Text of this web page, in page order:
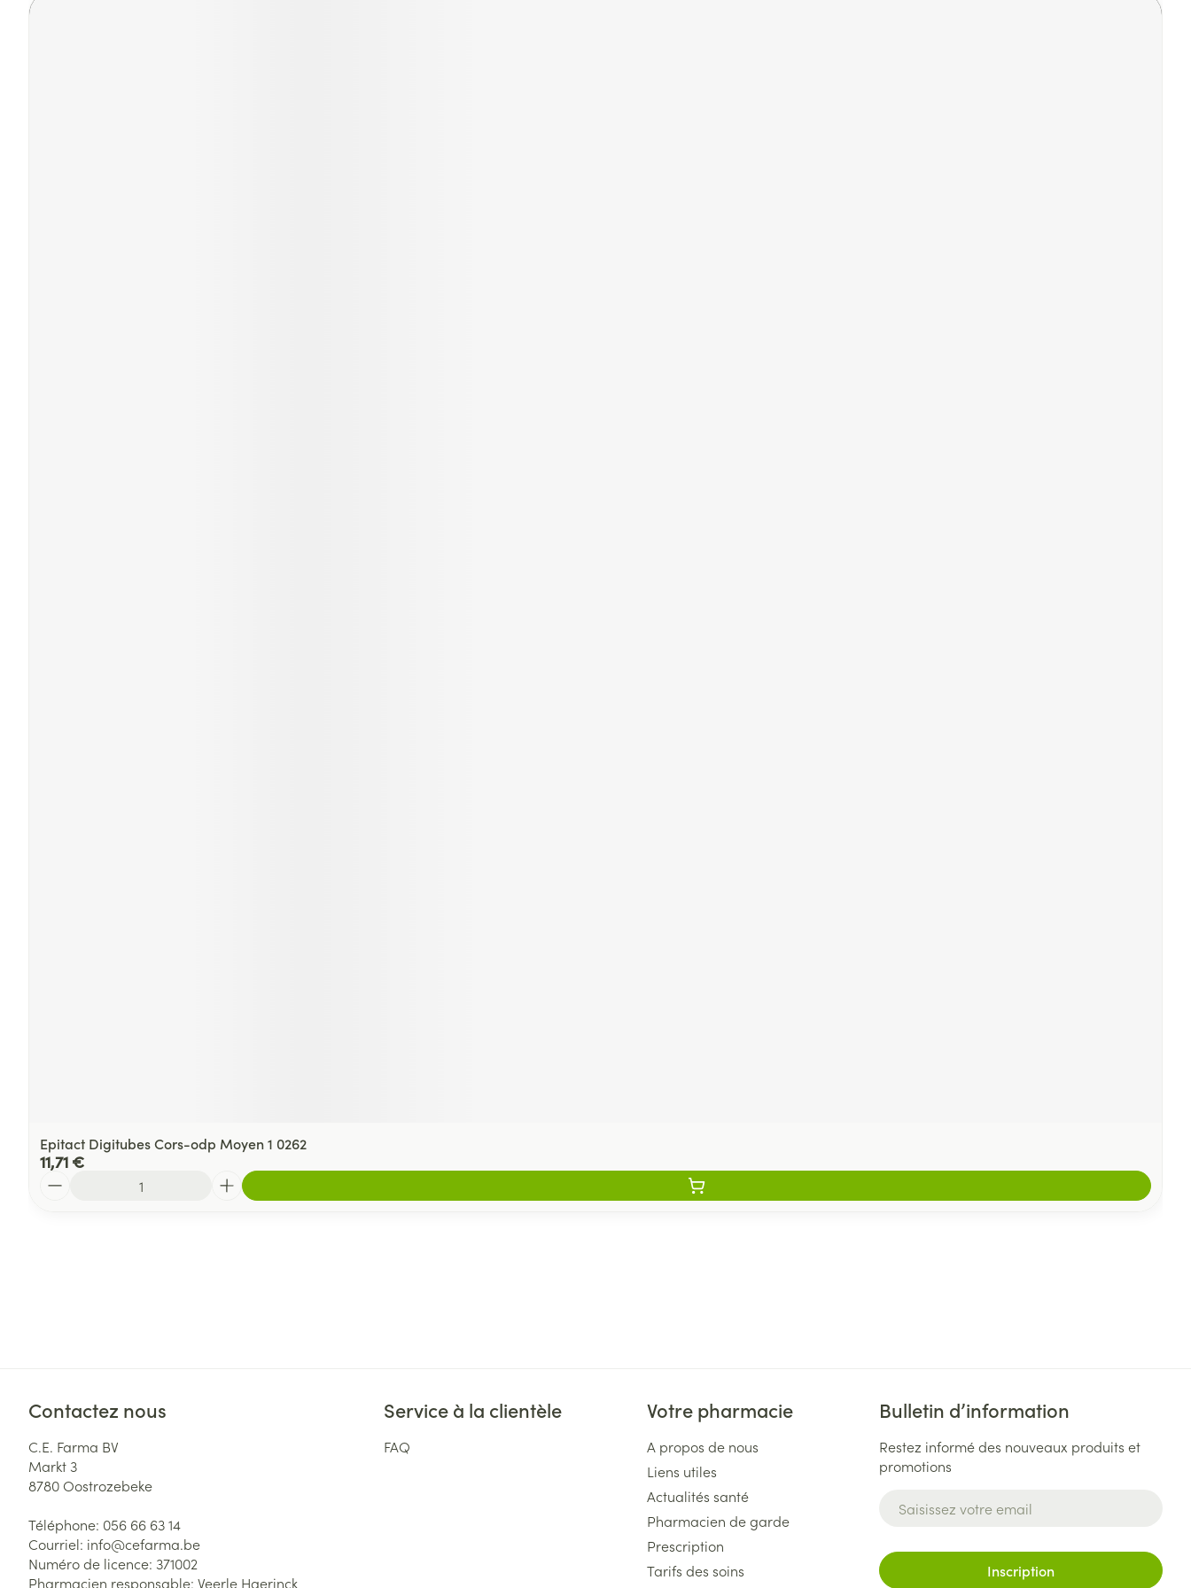
Epitact Digitubes Cors-odp Moyen 1 0262
11,71 €
Contactez nous
C.E. Farma BV
Markt 3
8780Oostrozebeke
Téléphone: 056 66 63 14
Courriel: info@cefarma.be
Numéro de licence: 371002
Pharmacien responsable: Veerle Haerinck
Service à la clientèle
FAQ
Votre pharmacie
A propos de nous
Liens utiles
Actualités santé
Pharmacien de garde
Prescription
Tarifs des soins
Bulletin d’information
Restez informé des nouveaux produits et
promotions
Inscription